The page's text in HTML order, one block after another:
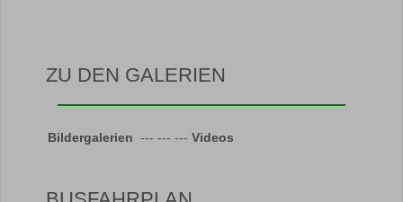
ZU DEN GALERIEN
Bildergalerien --- --- --- Videos